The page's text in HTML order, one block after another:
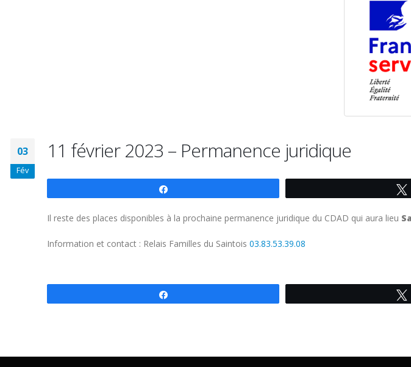
03
Fév
11 février 2023 – Permanence juridique
Il reste des places disponibles à la prochaine permanence juridique du CDAD qui aura lieu
Information et contact : Relais Familles du Saintois 03.83.53.39.08